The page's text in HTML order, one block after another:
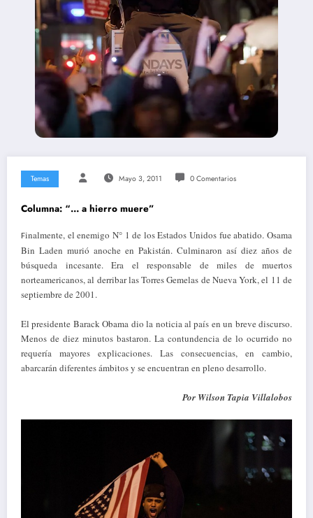
Temas Mayo 3, 2011 0 Comentarios
Columna: “… a hierro muere”
Finalmente, el enemigo N° 1 de los Estados Unidos fue abatido. Osama
Bin Laden murió anoche en Pakistán. Culminaron así diez años de
búsqueda incesante. Era el responsable de miles de muertos
norteamericanos, al derribar las Torres Gemelas de Nueva York, el 11 de
septiembre de 2001.
El presidente Barack Obama dio la noticia al país en un breve discurso.
Menos de diez minutos bastaron. La contundencia de lo ocurrido no
requería mayores explicaciones. Las consecuencias, en cambio,
abarcarán diferentes ámbitos y se encuentran en pleno desarrollo.
Por Wilson Tapia Villalobos